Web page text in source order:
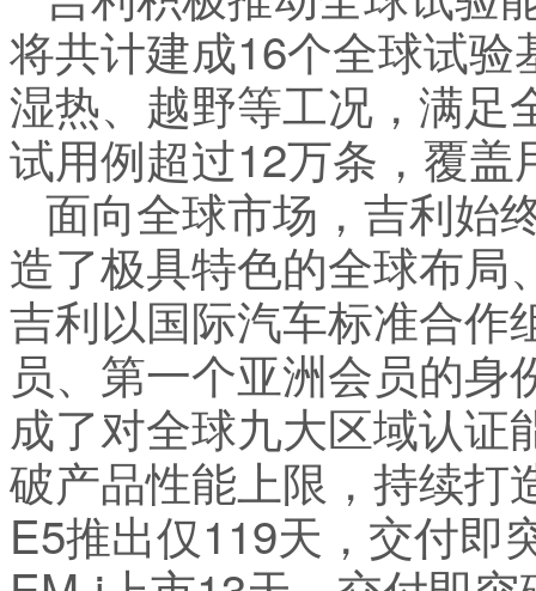
将共计建成16个全球试
湿热、越野等工况，满足
试用例超过12万条，覆
面向全球市场，吉利始
造了极具特色的全球布局
吉利以国际汽车标准合作
员、第一个亚洲会员的
成了对全球九大区域认
破产品性能上限，持续打
E5推出仅119天，交付即